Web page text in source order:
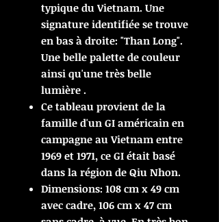
typique du Vietnam. Une
signature identifiée se trouve
en bas à droite: "Than Long".
Une belle palette de couleur
ainsi qu'une très belle
lumière .
Ce tableau provient de la
famille d'un GI américain en
campagne au Vietnam entre
1969 et 1971, ce GI était basé
dans la région de Qiu Nhon.
Dimensions: 108 cm x 49 cm
avec cadre, 106 cm x 47 cm